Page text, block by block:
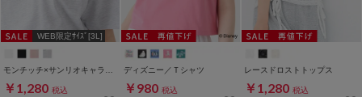
WEB限定ｻｲｽﾞ[3L]
￥1,280 税込
ディズニー／Ｔシャツ
￥980 税込
レースドロストトップス
￥1,280 税込